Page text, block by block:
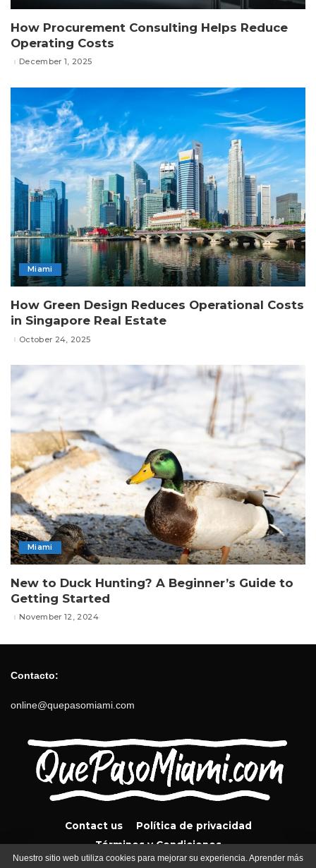
How Procurement Consulting Helps Reduce
Operating Costs
December 1, 2025
Miami
How Green Design Reduces Operational Costs
in Singapore Real Estate
October 24, 2025
Miami
New to Duck Hunting? A Beginner’s Guide to
Getting Started
November 12, 2024
Contacto:
online@quepasomiami.com
Contact us
Política de privacidad
Términos y Condiciones
Nuestro sitio web utiliza cookies para mejorar su experiencia. Aprender más